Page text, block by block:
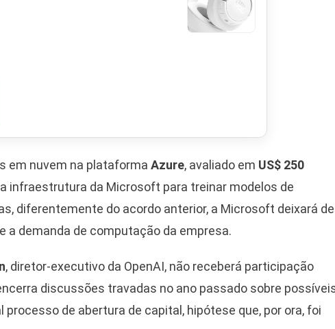
em nuvem na plataforma Azure, avaliado em US$ 250
infraestrutura da Microsoft para treinar modelos de
diferentemente do acordo anterior, a Microsoft deixará de
a demanda de computação da empresa.
, diretor-executivo da OpenAI, não receberá participação
discussões travadas no ano passado sobre
de abertura de capital, hipótese que, por ora, foi